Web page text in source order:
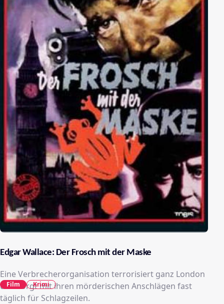
Edgar Wallace: Der Frosch mit der Maske
Eine Verbrecherorganisation terrorisiert ganz London
und sorgt mit ihren mörderischen Anschlägen fast
täglich für Schlagzeilen.
Film Krimi